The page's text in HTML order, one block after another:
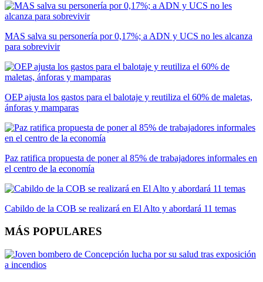
MAS salva su personería por 0,17%; a ADN y UCS no les alcanza
para sobrevivir
OEP ajusta los gastos para el balotaje y reutiliza el 60% de maletas,
ánforas y mamparas
Paz ratifica propuesta de poner al 85% de trabajadores informales en
el centro de la economía
Cabildo de la COB se realizará en El Alto y abordará 11 temas
MÁS POPULARES